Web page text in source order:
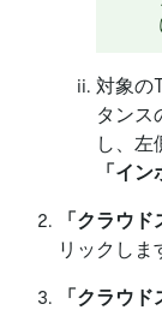
対象の
タンス
し、左
「イン
「クラウ
リックしま
「クラウ